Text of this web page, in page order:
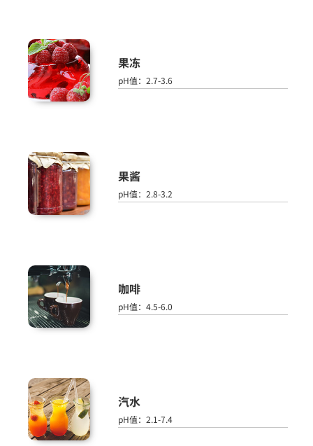
果冻
pH值：2.7-3.6
果酱
pH值：2.8-3.2
咖啡
pH值：4.5-6.0
汽水
pH值：2.1-7.4